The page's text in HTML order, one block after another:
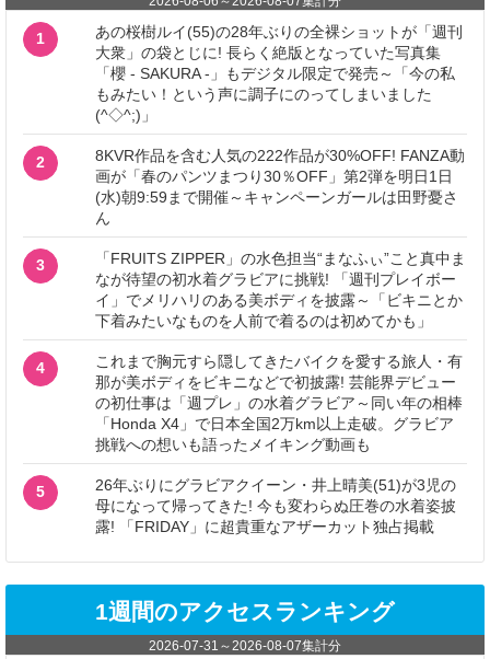
1
あの桜樹ルイ(55)の28年ぶりの全裸ショットが「週刊
大衆」の袋とじに! 長らく絶版となっていた写真集
「櫻 - SAKURA -」もデジタル限定で発売～「今の私
もみたい！という声に調子にのってしまいました
(^◇^;)」
2
8KVR作品を含む人気の222作品が30%OFF! FANZA動
画が「春のパンツまつり30％OFF」第2弾を明日1日
(水)朝9:59まで開催～キャンペーンガールは田野憂さ
ん
3
「FRUITS ZIPPER」の水色担当“まなふぃ”こと真中ま
なが待望の初水着グラビアに挑戦! 「週刊プレイボー
イ」でメリハリのある美ボディを披露～「ビキニとか
下着みたいなものを人前で着るのは初めてかも」
4
これまで胸元すら隠してきたバイクを愛する旅人・有
那が美ボディをビキニなどで初披露! 芸能界デビュー
の初仕事は「週プレ」の水着グラビア～同い年の相棒
「Honda X4」で日本全国2万km以上走破。グラビア
挑戦への想いも語ったメイキング動画も
5
26年ぶりにグラビアクイーン・井上晴美(51)が3児の
母になって帰ってきた! 今も変わらぬ圧巻の水着姿披
露! 「FRIDAY」に超貴重なアザーカット独占掲載
1週間のアクセスランキング
2026-07-31 ～2026-08-07集計分